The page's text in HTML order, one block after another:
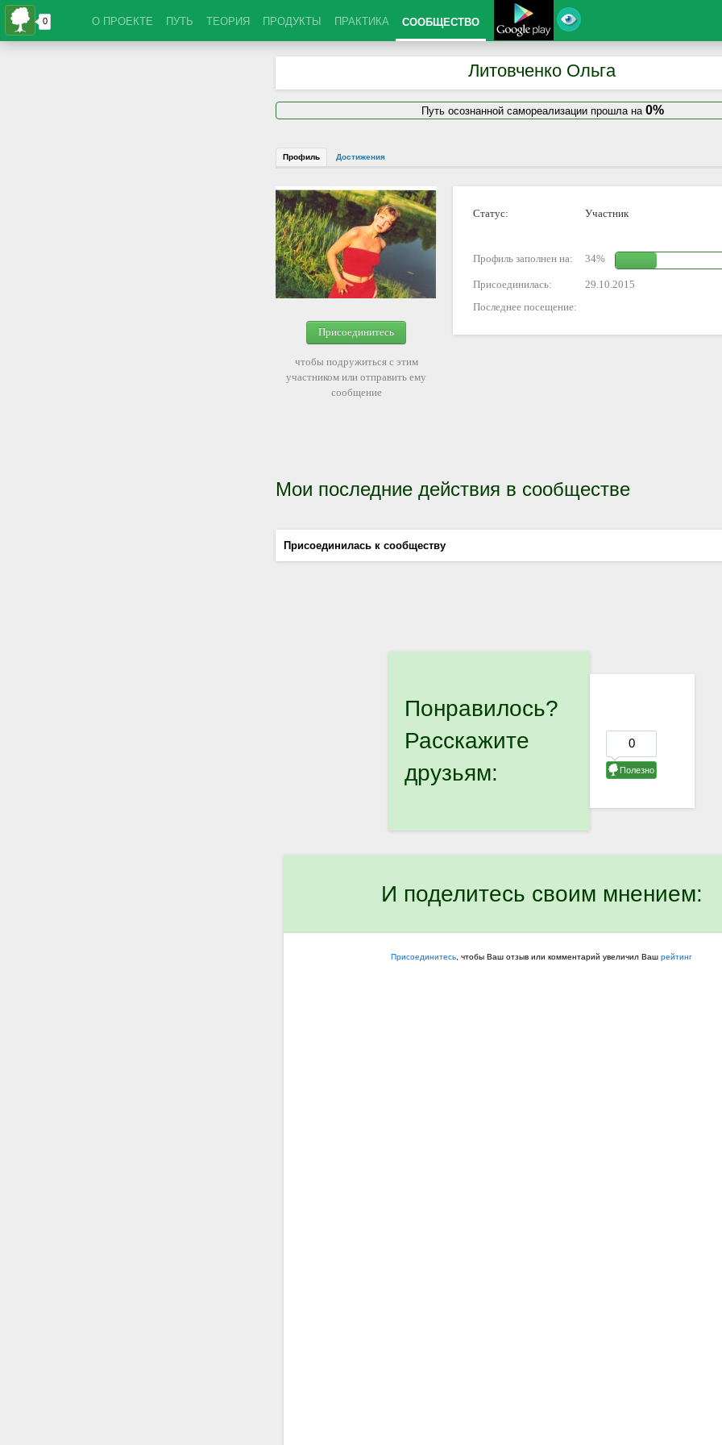
О ПРОЕКТЕ ПУТЬ ТЕОРИЯ ПРОДУКТЫ ПРАКТИКА СООБЩЕСТВО
Литовченко Ольга
Путь осознанной самореализации прошла на 0%
Профиль Достижения
Присоединитесь
чтобы подружиться с этим
участником или отправить ему
сообщение
Статус: Участник
Профиль заполнен на: 34%
Присоединилась:
29.10.2015
Последнее посещение:
Мои последние действия в сообществе
Присоединилась к сообществу
Понравилось?
Расскажите
друзьям:
И поделитесь своим мнением:
Присоединитесь , чтобы Ваш отзыв или комментарий увеличил Ваш рейтинг